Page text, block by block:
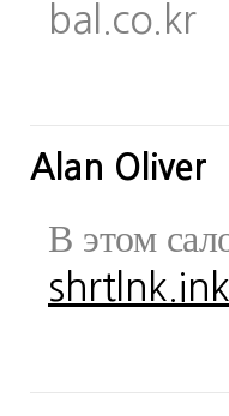
bal.co.kr
Alan Oliver
В этом